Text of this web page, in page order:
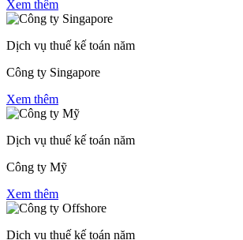
Xem thêm
Dịch vụ thuế kế toán năm
Công ty Singapore
Xem thêm
Dịch vụ thuế kế toán năm
Công ty Mỹ
Xem thêm
Dịch vụ thuế kế toán năm